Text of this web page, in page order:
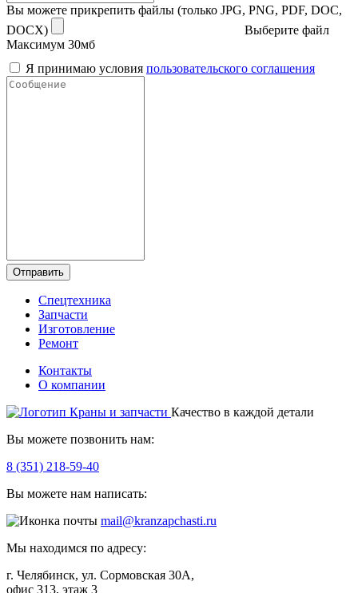
Вы можете прикрепить файлы (только JPG, PNG, PDF, DOC,
DOCX)
Выберите файл
Максимум 30мб
Я принимаю условия пользовательского соглашения
Отправить
Спецтехника
Запчасти
Изготовление
Ремонт
Контакты
О компании
Качество в каждой детали
Вы можете позвонить нам:
8 (351) 218-59-40
Вы можете нам написать:
mail@kranzapchasti.ru
Мы находимся по адресу:
г. Челябинск, ул. Сормовская 30А,
офис 313, этаж 3